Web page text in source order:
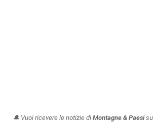
🔔 Vuoi ricevere le notizie di Montagne & Paesi